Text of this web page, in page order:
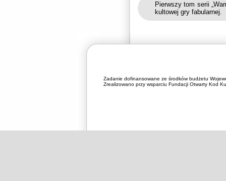
Pierwszy tom serii
kultowej gry fabularnej.
Zadanie dofinansowane ze środków budżetu
Zrealizowano przy wsparciu Fundacji Otwarty Kod